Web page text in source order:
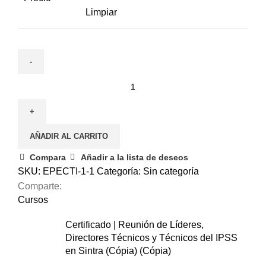
Limpiar
las
últimas
horas
y
AÑADIR AL CARRITO
Compara Añadir a la lista de deseos
SKU: EPECTI-1-1 Categoría: Sin categoría
Comparte:
Cursos
Certificado | Reunión de Líderes,
Directores Técnicos y Técnicos del IPSS
en Sintra (Cópia) (Cópia)